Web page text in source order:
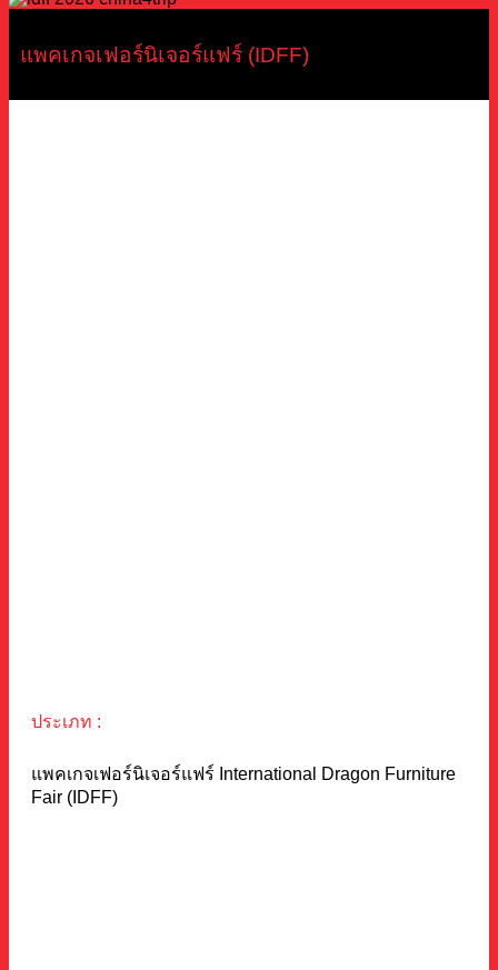
แพคเกจเฟอร์นิเจอร์แฟร์ (IDFF)
ประเภท :
แพคเกจเฟอร์นิเจอร์แฟร์ International Dragon Furniture
Fair (IDFF)